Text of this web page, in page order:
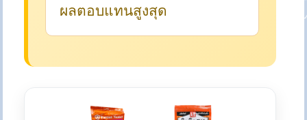
ผลตอบแทนสูงสุด